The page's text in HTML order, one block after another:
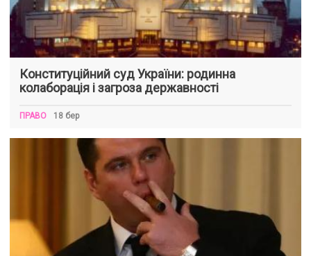
Конституційний суд України: родинна
колаборація і загроза державності
ПРАВО 18 бер